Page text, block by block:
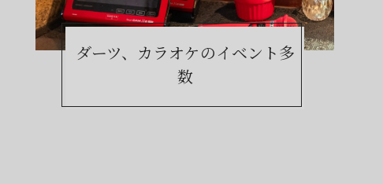
ダーツ、カラオケのイベント多
数